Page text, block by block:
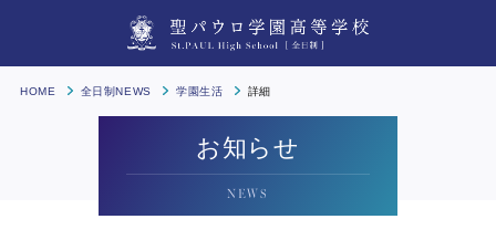
HOME 全日制NEWS 学園生活 詳細
お知らせ
NEWS